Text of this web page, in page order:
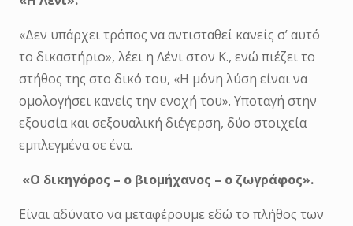
«Δεν υπάρχει τρόπος να αντισταθεί κανείς σ’ αυτό
το δικαστήριο», λέει η Λένι στον Κ., ενώ πιέζει το
στήθος της στο δικό του, «Η μόνη λύση είναι να
ομολογήσει κανείς την ενοχή του». Υποταγή στην
εξουσία και σεξουαλική διέγερση, δύο στοιχεία
εμπλεγμένα σε ένα.
«Ο δικηγόρος – ο βιομήχανος – ο ζωγράφος».
Είναι αδύνατο να μεταφέρουμε εδώ το πλήθος των